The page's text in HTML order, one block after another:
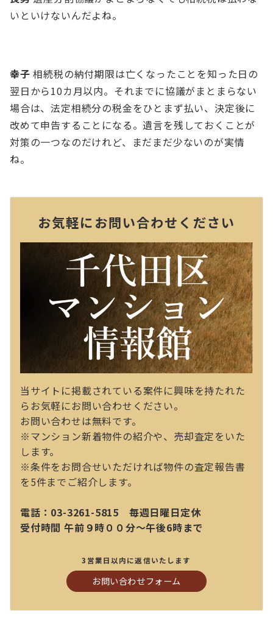
いといけないんだよね。
幸⼦相続税の納付期限は亡くなったことを知った⽇の
翌⽇から10カ⽉以内。それまでに協議がまとまらない
場合は、法定相続分の税⾦をひとまず払い、決定後に
改めて申告することになる。遺⾔を残しておくことが
対策の⼀つなのだけれど、まだまだ少ないのが実情
ね。
お気軽にお問い合わせください
当サイトに掲載されている案件に興味を持たれた
らお気軽にお問い合わせください。
お問い合わせは無料です。
※マンション新着物件の紹介や、売却査定をいた
します。
※条件をお問合せいただければ物件の査定報告書
を5件までご紹介します。
電話：03-3261-5815 毎週日曜日定休
受付時間 午前９時００分～午後6時まで
3営業日以内に返信いたします
お問い合わせフォーム